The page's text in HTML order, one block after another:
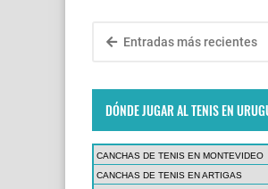
Entradas más recientes
DÓNDE JUGAR AL TENIS EN
CANCHAS DE TENIS EN MONTEVIDEO
CANCHAS DE TENIS EN ARTIGAS